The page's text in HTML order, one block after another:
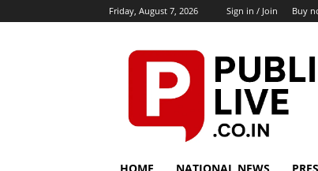
Friday, August 7, 2026 Sign in / Join Buy